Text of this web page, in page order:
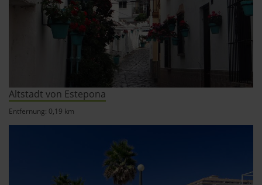
Altstadt von Estepona
Entfernung: 0,19 km